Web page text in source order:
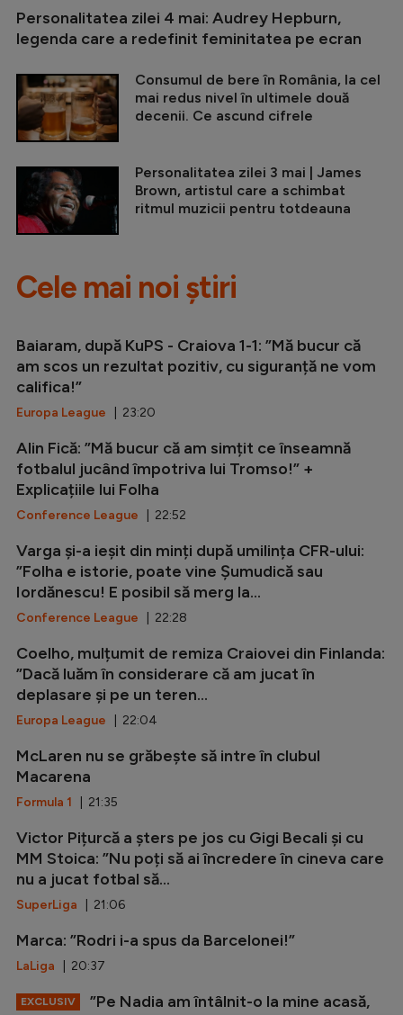
Personalitatea zilei 4 mai: Audrey Hepburn,
legenda care a redefinit feminitatea pe ecran
Consumul de bere în România, la cel
mai redus nivel în ultimele două
decenii. Ce ascund cifrele
Personalitatea zilei 3 mai | James
Brown, artistul care a schimbat
ritmul muzicii pentru totdeauna
Cele mai noi știri
Baiaram, după KuPS - Craiova 1-1: ”Mă bucur că
am scos un rezultat pozitiv, cu siguranță ne vom
califica!”
Europa League | 23:20
Alin Fică: ”Mă bucur că am simțit ce înseamnă
fotbalul jucând împotriva lui Tromso!” +
Explicațiile lui Folha
Conference League | 22:52
Varga și-a ieșit din minți după umilința CFR-ului:
”Folha e istorie, poate vine Șumudică sau
Iordănescu! E posibil să merg la...
Conference League | 22:28
Coelho, mulțumit de remiza Craiovei din Finlanda:
”Dacă luăm în considerare că am jucat în
deplasare și pe un teren...
Europa League | 22:04
McLaren nu se grăbește să intre în clubul
Macarena
Formula 1 | 21:35
Victor Pițurcă a șters pe jos cu Gigi Becali și cu
MM Stoica: ”Nu poți să ai încredere în cineva care
nu a jucat fotbal să...
SuperLiga | 21:06
Marca: ”Rodri i-a spus da Barcelonei!”
LaLiga | 20:37
EXCLUSIV
”Pe Nadia am întâlnit-o la mine acasă,